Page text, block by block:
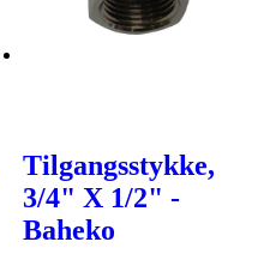
Tilgangsstykke,
3/4" X 1/2" -
Baheko